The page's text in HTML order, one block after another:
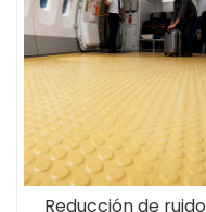
Reducción de ruido